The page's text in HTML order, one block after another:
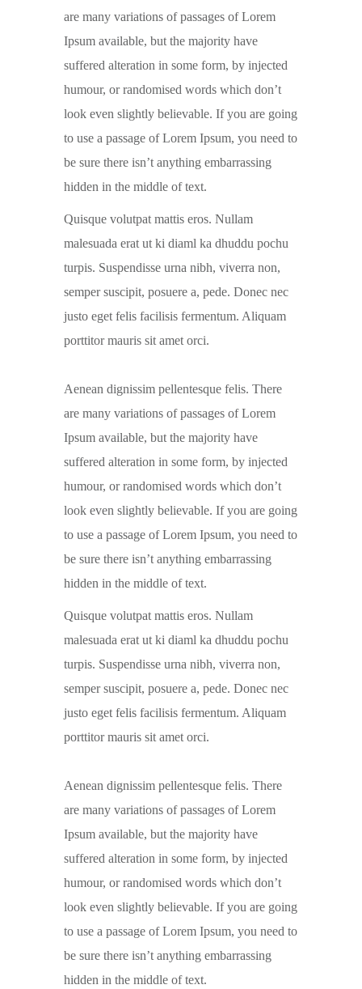
are many variations of passages of Lorem
Ipsum available, but the majority have
suffered alteration in some form, by injected
humour, or randomised words which don’t
look even slightly believable. If you are going
to use a passage of Lorem Ipsum, you need to
be sure there isn’t anything embarrassing
hidden in the middle of text.
Quisque volutpat mattis eros. Nullam
malesuada erat ut ki diaml ka dhuddu pochu
turpis. Suspendisse urna nibh, viverra non,
semper suscipit, posuere a, pede. Donec nec
justo eget felis facilisis fermentum. Aliquam
porttitor mauris sit amet orci.
Aenean dignissim pellentesque felis. There
are many variations of passages of Lorem
Ipsum available, but the majority have
suffered alteration in some form, by injected
humour, or randomised words which don’t
look even slightly believable. If you are going
to use a passage of Lorem Ipsum, you need to
be sure there isn’t anything embarrassing
hidden in the middle of text.
Quisque volutpat mattis eros. Nullam
malesuada erat ut ki diaml ka dhuddu pochu
turpis. Suspendisse urna nibh, viverra non,
semper suscipit, posuere a, pede. Donec nec
justo eget felis facilisis fermentum. Aliquam
porttitor mauris sit amet orci.
Aenean dignissim pellentesque felis. There
are many variations of passages of Lorem
Ipsum available, but the majority have
suffered alteration in some form, by injected
humour, or randomised words which don’t
look even slightly believable. If you are going
to use a passage of Lorem Ipsum, you need to
be sure there isn’t anything embarrassing
hidden in the middle of text.